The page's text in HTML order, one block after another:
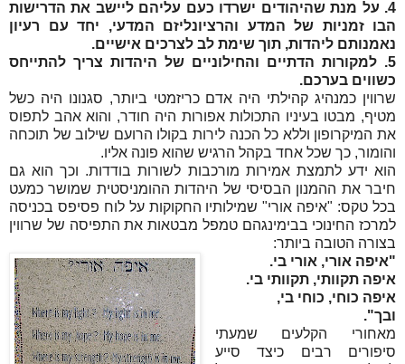
4. על מנת שהיהודים ישרדו כעם עליהם ליישב את הדרישות
הבו זמניות של המדע והרציונליזם המדעי, יחד עם רעיון
נאמנותם ליהדות, תוך שימת לב לצרכים אישיים.
5. למקורות הדתיים והחילוניים של היהדות צריך להתייחס
כשווים בערכם.
שרווין כמנהיג קהילתי היה אדם כריזמטי ביותר, סגנונו היה כשל
מטיף, מבטו בעיניו התכולות אפורות היה חודר, והוא אהב לתפוס
את המיקרופון וללא כל הכנה לירות בקולו הרועם שילוב של תוכחה
והומור, כך שכל אחד בקהל הרגיש שהוא פונה אליו.
הוא ידע לתמצת אמירות מורכבות לשורות בודדות. וכך הוא גם
חיבר את ההמנון הבסיסי של היהדות ההומניסטית שמושר כמעט
בכל טקס: "איפה אורי" שמילותיו החקוקות על לוח פסיפס בכניסה
למרכז החינוכי בבימינגהם טמפל מבטאות את התפיסה של שרווין
בצורה הטובה ביותר:
"איפה אורי, אורי בי.
איפה תקוותי, תקוותי בי.
איפה כוחי, כוחי בי,
ובך".
מאחורי הקלעים שמעתי
סיפורים רבים כיצד סייע